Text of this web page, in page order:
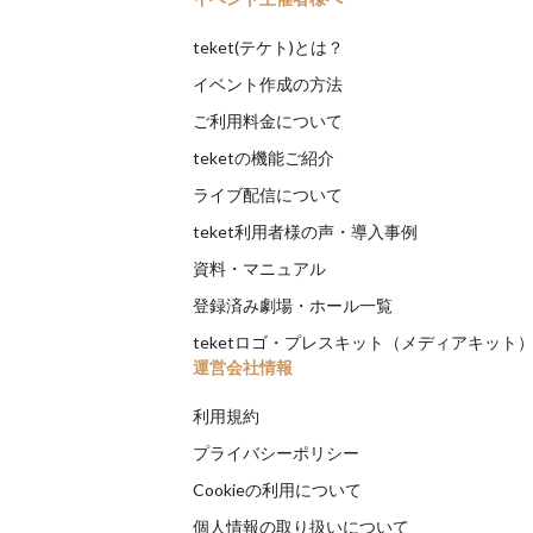
teket(テケト)とは？
イベント作成の方法
ご利用料金について
teketの機能ご紹介
ライブ配信について
teket利用者様の声・導入事例
資料・マニュアル
登録済み劇場・ホール一覧
teketロゴ・プレスキット（メディアキット）
運営会社情報
利用規約
プライバシーポリシー
Cookieの利用について
個人情報の取り扱いについて